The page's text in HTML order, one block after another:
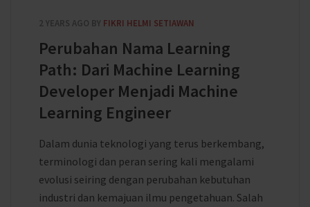
2 YEARS AGO BY FIKRI HELMI SETIAWAN
Perubahan Nama Learning
Path: Dari Machine Learning
Developer Menjadi Machine
Learning Engineer
Dalam dunia teknologi yang terus berkembang,
terminologi dan peran sering kali mengalami
evolusi seiring dengan perubahan kebutuhan
industri dan kemajuan ilmu pengetahuan. Salah